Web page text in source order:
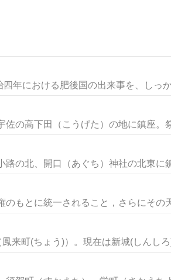
年における肥後国の出来事を、しっ
の高下田（こうげた）の地に鎮座。
の北、開口（あぐち）神社の北東に
もとに統一されること，さらにその
来町(ちょう)）。現在は新城(しんし